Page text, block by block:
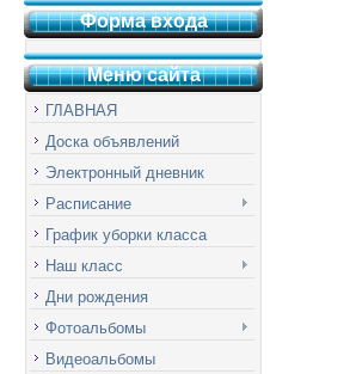
Форма входа
Меню сайта
ГЛАВНАЯ
Доска объявлений
Электронный дневник
Расписание
График уборки класса
Наш класс
Дни рождения
Фотоальбомы
Видеоальбомы